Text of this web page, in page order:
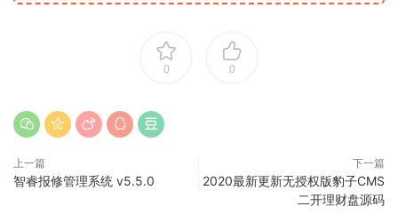
0 0
上一篇
智睿报修管理系统 v5.5.0
下一篇
2020最新更新无授权版豹子CMS
二开理财盘源码